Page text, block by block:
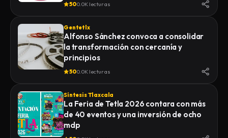
500.0K lecturas
Gentetlx
Alfonso Sánchez convoca a consolidar
la transformación con cercanía y
principios
500.0K lecturas
Síntesis Tlaxcala
La Feria de Tetla 2026 contara con más
de 40 eventos y una inversión de ocho
mdp